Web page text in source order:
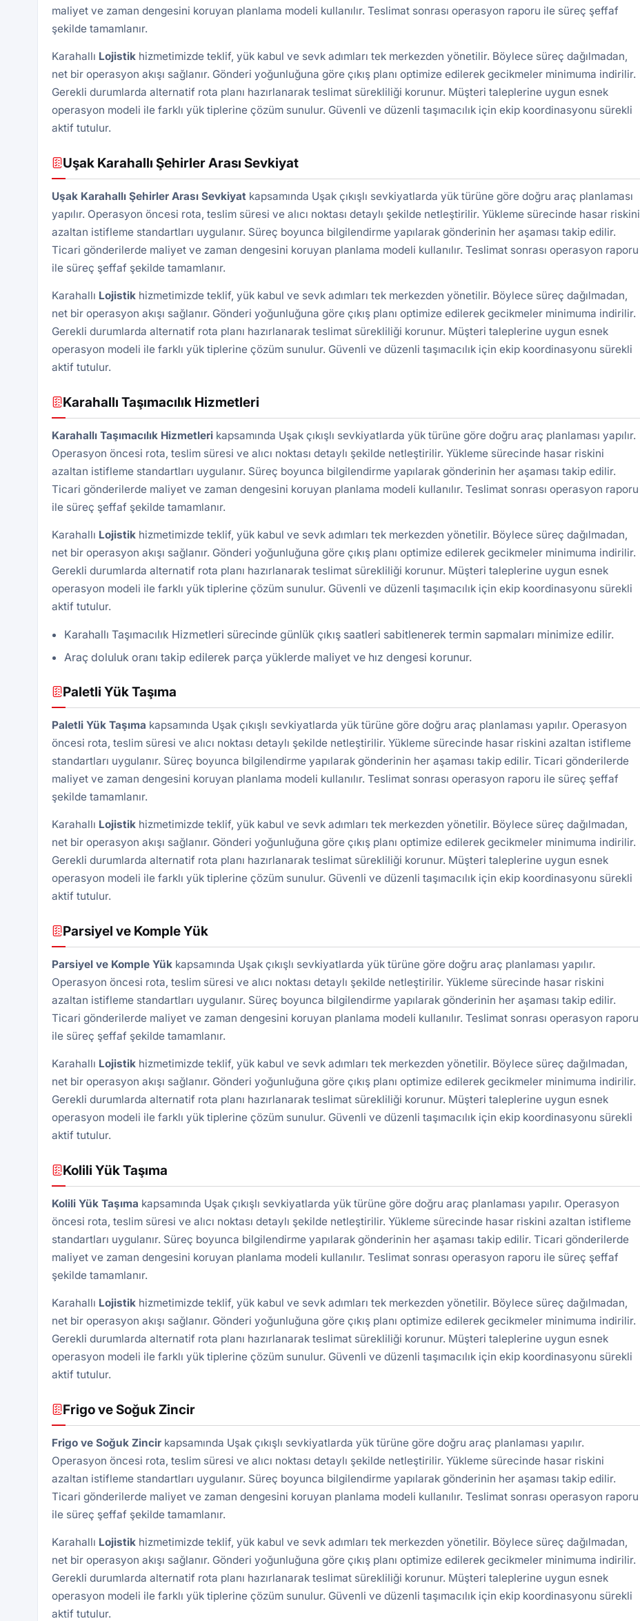
maliyet ve zaman dengesini koruyan planlama modeli kullanılır. Teslimat sonrası operasyon raporu ile süreç şeffaf
şekilde tamamlanır.
Karahallı Lojistikhizmetimizde teklif, yük kabul ve sevk adımları tek merkezden yönetilir. Böylece süreç dağılmadan,
net bir operasyon akışı sağlanır. Gönderi yoğunluğuna göre çıkış planı optimize edilerek gecikmeler minimuma indirilir.
Gerekli durumlarda alternatif rota planı hazırlanarak teslimat sürekliliği korunur. Müşteri taleplerine uygun esnek
operasyon modeli ile farklı yük tiplerine çözüm sunulur. Güvenli ve düzenli taşımacılık için ekip koordinasyonu sürekli
aktif tutulur.
Uşak Karahallı Şehirler Arası Sevkiyat
Uşak Karahallı Şehirler Arası Sevkiyatkapsamında Uşak çıkışlı sevkiyatlarda yük türüne göre doğru araç planlaması
yapılır. Operasyon öncesi rota, teslim süresi ve alıcı noktası detaylı şekilde netleştirilir. Yükleme sürecinde hasar riskini
azaltan istifleme standartları uygulanır. Süreç boyunca bilgilendirme yapılarak gönderinin her aşaması takip edilir.
Ticari gönderilerde maliyet ve zaman dengesini koruyan planlama modeli kullanılır. Teslimat sonrası operasyon raporu
ile süreç şeffaf şekilde tamamlanır.
Karahallı Lojistikhizmetimizde teklif, yük kabul ve sevk adımları tek merkezden yönetilir. Böylece süreç dağılmadan,
net bir operasyon akışı sağlanır. Gönderi yoğunluğuna göre çıkış planı optimize edilerek gecikmeler minimuma indirilir.
Gerekli durumlarda alternatif rota planı hazırlanarak teslimat sürekliliği korunur. Müşteri taleplerine uygun esnek
operasyon modeli ile farklı yük tiplerine çözüm sunulur. Güvenli ve düzenli taşımacılık için ekip koordinasyonu sürekli
aktif tutulur.
Karahallı Taşımacılık Hizmetleri
Karahallı Taşımacılık Hizmetlerikapsamında Uşak çıkışlı sevkiyatlarda yük türüne göre doğru araç planlaması yapılır.
Operasyon öncesi rota, teslim süresi ve alıcı noktası detaylı şekilde netleştirilir. Yükleme sürecinde hasar riskini
azaltan istifleme standartları uygulanır. Süreç boyunca bilgilendirme yapılarak gönderinin her aşaması takip edilir.
Ticari gönderilerde maliyet ve zaman dengesini koruyan planlama modeli kullanılır. Teslimat sonrası operasyon raporu
ile süreç şeffaf şekilde tamamlanır.
Karahallı Lojistikhizmetimizde teklif, yük kabul ve sevk adımları tek merkezden yönetilir. Böylece süreç dağılmadan,
net bir operasyon akışı sağlanır. Gönderi yoğunluğuna göre çıkış planı optimize edilerek gecikmeler minimuma indirilir.
Gerekli durumlarda alternatif rota planı hazırlanarak teslimat sürekliliği korunur. Müşteri taleplerine uygun esnek
operasyon modeli ile farklı yük tiplerine çözüm sunulur. Güvenli ve düzenli taşımacılık için ekip koordinasyonu sürekli
aktif tutulur.
Karahallı Taşımacılık Hizmetleri sürecinde günlük çıkış saatleri sabitlenerek termin sapmaları minimize edilir.
Araç doluluk oranı takip edilerek parça yüklerde maliyet ve hız dengesi korunur.
Paletli Yük Taşıma
Paletli YükTaşıma kapsamında Uşak çıkışlı sevkiyatlarda yük türüne göre doğru araç planlaması yapılır. Operasyon
öncesi rota, teslim süresi ve alıcı noktası detaylı şekilde netleştirilir. Yükleme sürecinde hasar riskini azaltan istifleme
standartları uygulanır. Süreç boyunca bilgilendirme yapılarak gönderinin her aşaması takip edilir. Ticari gönderilerde
maliyet ve zaman dengesini koruyan planlama modeli kullanılır. Teslimat sonrası operasyon raporu ile süreç şeffaf
şekilde tamamlanır.
Karahallı Lojistikhizmetimizde teklif, yük kabul ve sevk adımları tek merkezden yönetilir. Böylece süreç dağılmadan,
net bir operasyon akışı sağlanır. Gönderi yoğunluğuna göre çıkış planı optimize edilerek gecikmeler minimuma indirilir.
Gerekli durumlarda alternatif rota planı hazırlanarak teslimat sürekliliği korunur. Müşteri taleplerine uygun esnek
operasyon modeli ile farklı yük tiplerine çözüm sunulur. Güvenli ve düzenli taşımacılık için ekip koordinasyonu sürekli
aktif tutulur.
Parsiyel ve Komple Yük
Parsiyel ve Komple Yükkapsamında Uşak çıkışlı sevkiyatlarda yük türüne göre doğru araç planlaması yapılır.
Operasyon öncesi rota, teslim süresi ve alıcı noktası detaylı şekilde netleştirilir. Yükleme sürecinde hasar riskini
azaltan istifleme standartları uygulanır. Süreç boyunca bilgilendirme yapılarak gönderinin her aşaması takip edilir.
Ticari gönderilerde maliyet ve zaman dengesini koruyan planlama modeli kullanılır. Teslimat sonrası operasyon raporu
ile süreç şeffaf şekilde tamamlanır.
Karahallı Lojistikhizmetimizde teklif, yük kabul ve sevk adımları tek merkezden yönetilir. Böylece süreç dağılmadan,
net bir operasyon akışı sağlanır. Gönderi yoğunluğuna göre çıkış planı optimize edilerek gecikmeler minimuma indirilir.
Gerekli durumlarda alternatif rota planı hazırlanarak teslimat sürekliliği korunur. Müşteri taleplerine uygun esnek
operasyon modeli ile farklı yük tiplerine çözüm sunulur. Güvenli ve düzenli taşımacılık için ekip koordinasyonu sürekli
aktif tutulur.
Kolili Yük Taşıma
Kolili Yük Taşıma kapsamında Uşak çıkışlı sevkiyatlarda yük türüne göre doğru araç planlaması yapılır. Operasyon
öncesi rota, teslim süresi ve alıcı noktası detaylı şekilde netleştirilir. Yükleme sürecinde hasar riskini azaltan istifleme
standartları uygulanır. Süreç boyunca bilgilendirme yapılarak gönderinin her aşaması takip edilir. Ticari gönderilerde
maliyet ve zaman dengesini koruyan planlama modeli kullanılır. Teslimat sonrası operasyon raporu ile süreç şeffaf
şekilde tamamlanır.
Karahallı Lojistikhizmetimizde teklif, yük kabul ve sevk adımları tek merkezden yönetilir. Böylece süreç dağılmadan,
net bir operasyon akışı sağlanır. Gönderi yoğunluğuna göre çıkış planı optimize edilerek gecikmeler minimuma indirilir.
Gerekli durumlarda alternatif rota planı hazırlanarak teslimat sürekliliği korunur. Müşteri taleplerine uygun esnek
operasyon modeli ile farklı yük tiplerine çözüm sunulur. Güvenli ve düzenli taşımacılık için ekip koordinasyonu sürekli
aktif tutulur.
Frigo ve Soğuk Zincir
Frigo ve Soğuk Zincirkapsamında Uşak çıkışlı sevkiyatlarda yük türüne göre doğru araç planlaması yapılır.
Operasyon öncesi rota, teslim süresi ve alıcı noktası detaylı şekilde netleştirilir. Yükleme sürecinde hasar riskini
azaltan istifleme standartları uygulanır. Süreç boyunca bilgilendirme yapılarak gönderinin her aşaması takip edilir.
Ticari gönderilerde maliyet ve zaman dengesini koruyan planlama modeli kullanılır. Teslimat sonrası operasyon raporu
ile süreç şeffaf şekilde tamamlanır.
Karahallı Lojistikhizmetimizde teklif, yük kabul ve sevk adımları tek merkezden yönetilir. Böylece süreç dağılmadan,
net bir operasyon akışı sağlanır. Gönderi yoğunluğuna göre çıkış planı optimize edilerek gecikmeler minimuma indirilir.
Gerekli durumlarda alternatif rota planı hazırlanarak teslimat sürekliliği korunur. Müşteri taleplerine uygun esnek
operasyon modeli ile farklı yük tiplerine çözüm sunulur. Güvenli ve düzenli taşımacılık için ekip koordinasyonu sürekli
aktif tutulur.